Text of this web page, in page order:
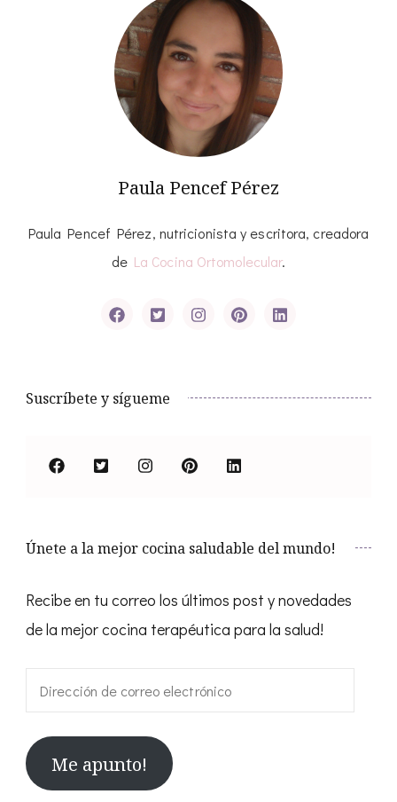
Paula Pencef Pérez
Paula Pencef Pérez, nutricionista y escritora, creadora
de La Cocina Ortomolecular.
Suscríbete y sígueme
Únete a la mejor cocina saludable del mundo!
Recibe en tu correo los últimos post y novedades
de la mejor cocina terapéutica para la salud!
Dirección
de
correo
electrónico
Me apunto!